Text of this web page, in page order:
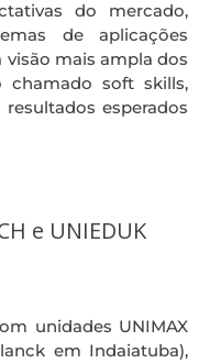
do mercado,
de aplicações
mais ampla dos
chamado soft skills,
esperados
e UNIEDUK
unidades UNIMAX
em Indaiatuba),